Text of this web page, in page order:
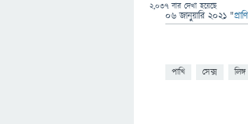
2,037 বার দেখা হয়েছে
06 জানুয়ারি 2021 "
পাখি সেক্স লিঙ্গ